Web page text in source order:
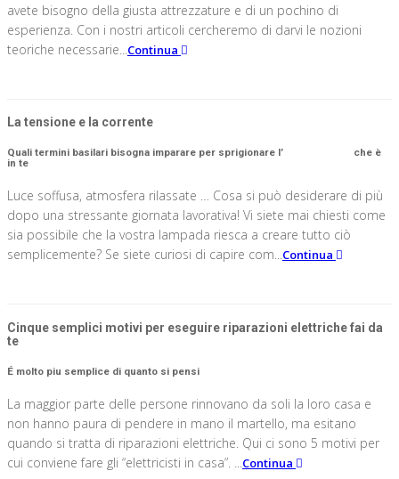
avete bisogno della giusta attrezzature e di un pochino di
esperienza. Con i nostri articoli cercheremo di darvi le nozioni
teoriche necessarie... Continua
La tensione e la corrente
Quali termini basilari bisogna imparare per sprigionare l’
che è
in te
Luce soffusa, atmosfera rilassate … Cosa si può desiderare di più
dopo una stressante giornata lavorativa! Vi siete mai chiesti come
sia possibile che la vostra lampada riesca a creare tutto ciò
semplicemente? Se siete curiosi di capire com...Continua
Cinque semplici motivi per eseguire riparazioni elettriche fai da
te
É molto piu semplice di quanto si pensi
La maggior parte delle persone rinnovano da soli la loro casa e
non hanno paura di pendere in mano il martello, ma esitano
quando si tratta di riparazioni elettriche. Qui ci sono 5 motivi per
cui conviene fare gli “elettricisti in casa”. ... Continua